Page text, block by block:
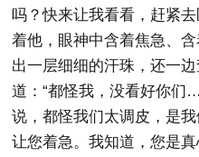
吗？快来让我看看，赶紧
着他，眼神中含着焦急、
出一层细细的汗珠，还一
道：“都怪我，没看好你
说，都怪我们太调皮，是
让您着急。我知道，您是